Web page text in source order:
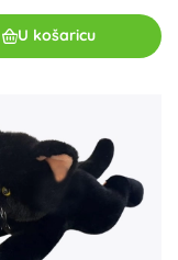
U košaricu